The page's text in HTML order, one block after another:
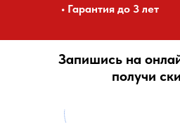
• Гарантия до 3 лет
Запишись на
получи